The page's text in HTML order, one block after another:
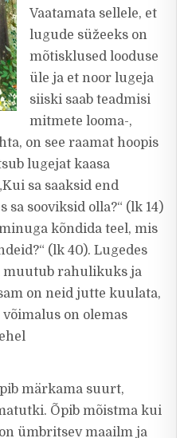
Vaatamata sellele, et
lugude süžeeks on
mõtisklused looduse
üle ja et noor lugeja
siiski saab teadmisi
mitmete looma-,
on see raamat hoopis
lugejat kaasa
sa saaksid end
sooviksid olla?“ (lk 14)
kõndida teel, mis
(lk 40). Lugedes
muutub rahulikuks ja
on neid jutte kuulata,
on olemas
märkama suurt,
Õpib mõistma kui
ümbritsev maailm ja